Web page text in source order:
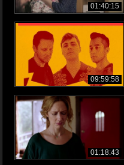
01:40:15
09:59:58
01:18:43